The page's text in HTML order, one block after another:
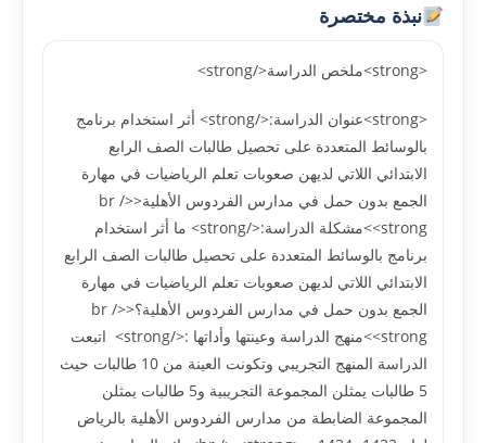
نبذة مختصرة
<strong>ملخص الدراسة</strong>
<strong>عنوان الدراسة:</strong> أثر استخدام برنامج
بالوسائط المتعددة على تحصيل طالبات الصف الرابع
الابتدائي اللاتي لديهن صعوبات تعلم الرياضيات في مهارة
الجمع بدون حمل في مدارس الفردوس الأهلية<br />
<strong>مشکلة الدراسة:</strong> ما أثر استخدام
برنامج بالوسائط المتعددة على تحصيل طالبات الصف الرابع
الابتدائي اللاتي لديهن صعوبات تعلم الرياضيات في مهارة
الجمع بدون حمل في مدارس الفردوس الأهلية؟<br />
<strong>منهج الدراسة وعينتها وأداتها :</strong> اتبعت
الدراسة المنهج التجريبي وتکونت العينة من 10 طالبات حيث
5 طالبات يمثلن المجموعة التجريبية و5 طالبات يمثلن
المجموعة الضابطة من مدارس الفردوس الأهلية بالرياض